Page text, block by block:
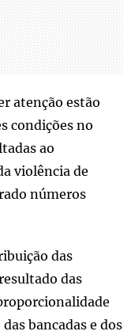
atenção estão
condições no
ao
violência de
números
das
das
bancadas e dos